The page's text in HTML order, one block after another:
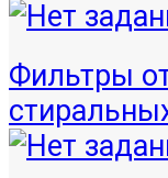
Фильтры